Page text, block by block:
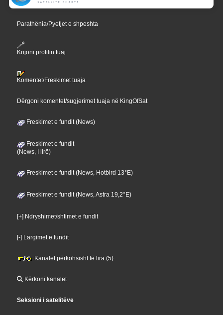
Parathënia/Pyetjet e shpeshta
Krijoni profilin tuaj
Komentet/Freskimet tuaja
Dërgoni komentet/sugjerimet tuaja në KingOfSat
Freskimet e fundit (News)
Freskimet e fundit
(News, I lirë)
Freskimet e fundit (News, Hotbird 13°E)
Freskimet e fundit (News, Astra 19,2°E)
[+] Ndryshimet/shtimet e fundit
[-] Largimet e fundit
Kanalet përkohsisht të lira (5)
Kërkoni kanalet
Seksioni i satelitëve